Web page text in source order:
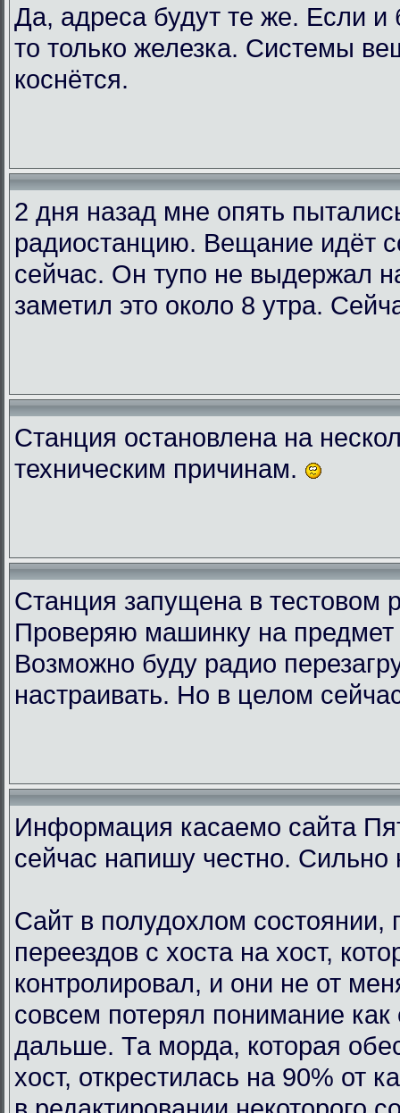
Да, адреса будут те же. Если и
то только железка. Системы
коснётся.
2 дня назад мне опять
радиостанцию. Вещание идёт
сейчас. Он тупо не выдержал
заметил это около 8 утра.
Станция остановлена на
техническим причинам.
Станция запущена в тестовом
Проверяю машинку на предмет
Возможно буду радио
настраивать. Но в целом
Информация касаемо сайта
сейчас напишу честно. Сильно
Сайт в полудохлом состоянии,
переездов с хоста на хост,
контролировал, и они не от
совсем потерял понимание как
дальше. Та морда, которая
хост, открестилась на 90% от